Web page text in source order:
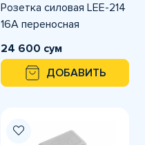
Розетка силовая LEE-214
16A переносная
24 600 сум
ДОБАВИТЬ